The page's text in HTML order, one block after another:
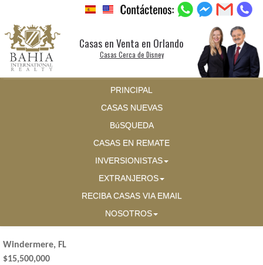
Casas en Venta en Orlando
Casas Cerca de Disney
PRINCIPAL
CASAS NUEVAS
BúSQUEDA
CASAS EN REMATE
INVERSIONISTAS
EXTRANJEROS
RECIBA CASAS VIA EMAIL
NOSOTROS
Windermere, FL
$15,500,000